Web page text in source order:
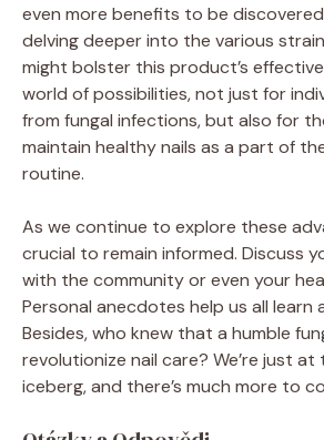
even more benefits to be
delving deeper into the various
might bolster this product’s
world of possibilities, not just for
from fungal infections, but also for
maintain healthy nails as a part of
routine.
As we continue to explore these
crucial to remain informed. Discuss
with the community or even your
Personal anecdotes help us all learn
Besides, who knew that a humble
revolutionize nail care? We’re just
iceberg, and there’s much more to